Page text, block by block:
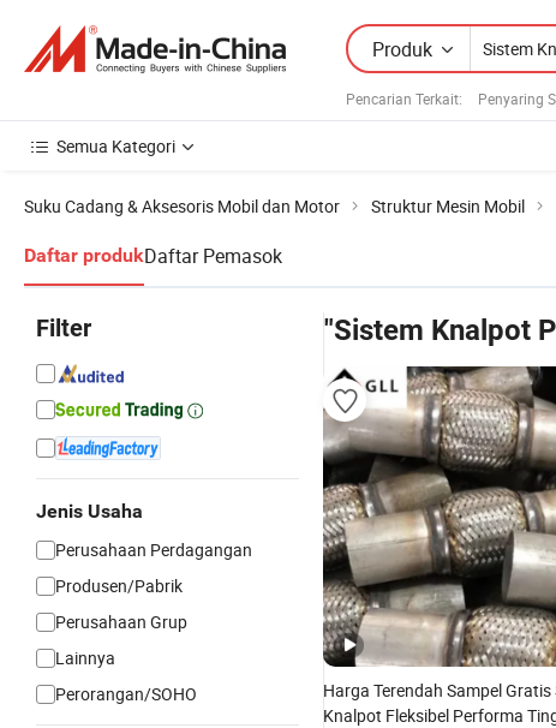
Produk
Pencarian Terkait: Penyaring
Semua Kategori
Suku Cadang & Aksesoris Mobil dan Motor Struktur Mesin Mobil
Daftar produkDaftar Pemasok
Filter
Jenis Usaha
Perusahaan Perdagangan
Produsen/Pabrik
Perusahaan Grup
Lainnya
Perorangan/SOHO
"Sistem Knalpot
Harga Terendah Sampel Gratis
Knalpot Fleksibel Performa